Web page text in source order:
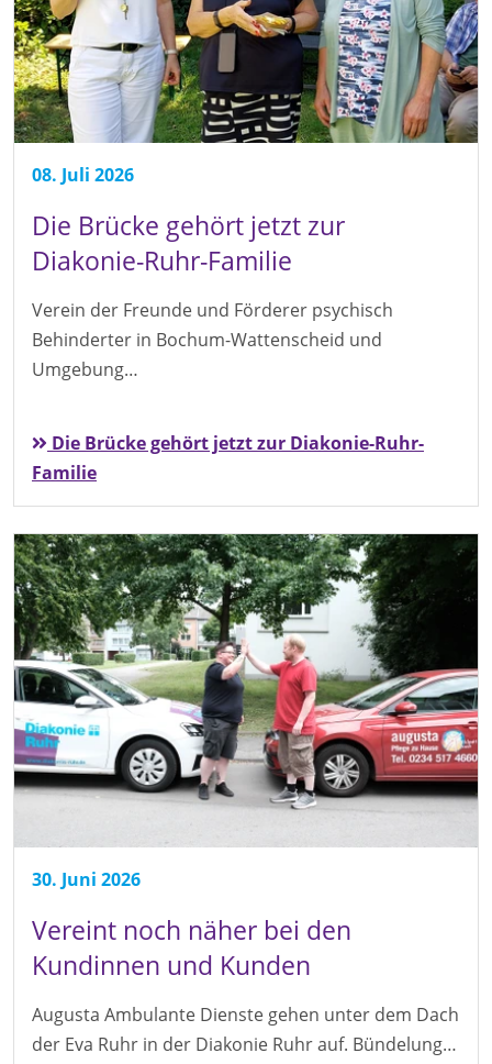
08. Juli 2026
Die Brücke gehört jetzt zur
Diakonie-Ruhr-Familie
Verein der Freunde und Förderer psychisch
Behinderter in Bochum-Wattenscheid und
Umgebung…
Die Brücke gehört jetzt zur Diakonie-Ruhr-
Familie
30. Juni 2026
Vereint noch näher bei den
Kundinnen und Kunden
Augusta Ambulante Dienste gehen unter dem Dach
der Eva Ruhr in der Diakonie Ruhr auf. Bündelung…